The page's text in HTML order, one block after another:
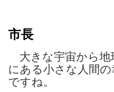
市長
大きな宇宙から地
にある小さな人間
ですね。